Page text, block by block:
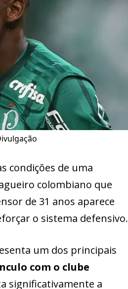
condições de uma
colombiano que
de 31 anos aparece
o sistema defensivo.
um dos principais
com o clube
significativamente a